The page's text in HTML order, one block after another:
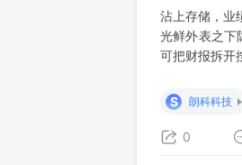
沾上存储，业
光鲜外表之下
可把财报拆开
绩爆雷。 背
S 朗科科技
0